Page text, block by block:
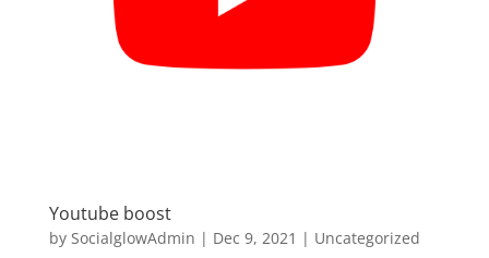
Youtube boost
by SocialglowAdmin | Dec 9, 2021 | Uncategorized